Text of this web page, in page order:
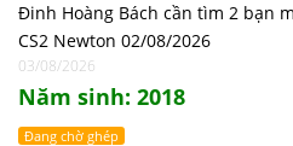
Đinh Hoàng Bách cần tìm 2 bạn
CS2 Newton 02/08/2026
03/08/2026
Năm sinh: 2018
Đang chờ ghép